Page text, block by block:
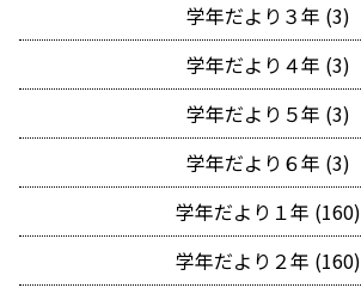
学年だより３年 (3)
学年だより４年 (3)
学年だより５年 (3)
学年だより６年 (3)
学年だより１年 (160)
学年だより２年 (160)